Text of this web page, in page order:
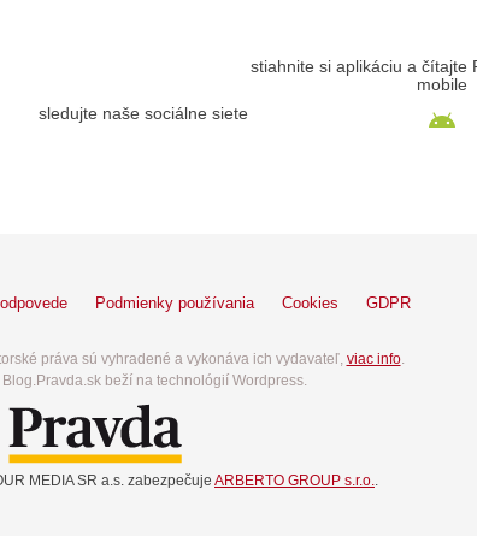
sledujte naše sociálne siete
stiahnite si aplikáciu a čítajte
mobile
Podmienky používania Cookies GDPR
práva sú vyhradené a vykonáva ich vydavateľ, viac info.
beží na technológií Wordpress.
MEDIA SR a.s. zabezpečuje ARBERTO GROUP s.r.o..